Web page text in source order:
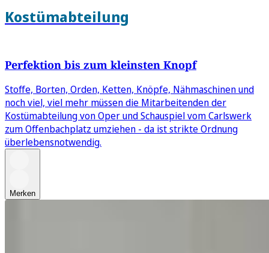
Kostümabteilung
Perfektion bis zum kleinsten Knopf
Stoffe, Borten, Orden, Ketten, Knöpfe, Nähmaschinen und
noch viel, viel mehr müssen die Mitarbeitenden der
Kostümabteilung von Oper und Schauspiel vom Carlswerk
zum Offenbachplatz umziehen - da ist strikte Ordnung
überlebensnotwendig.
Merken